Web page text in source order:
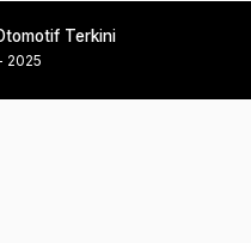
Terkini
2025